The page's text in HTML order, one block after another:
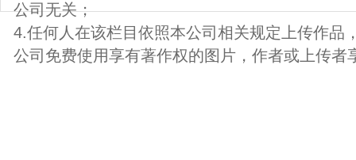
公司无关；
4.任何人在该栏目依照本公司相关规定上传作品
公司免费使用享有著作权的图片，作者或上传者